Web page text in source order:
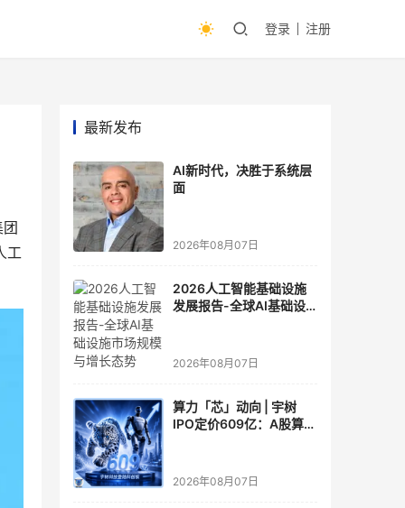
登录 注册
工
最新发布
AI新时代，决胜于系统层
面
2026年08月07日
2026人工智能基础设施
发展报告-全球AI基础设
2026年08月07日
算力「芯」动向 | 宇树
IPO定价609亿：A股算力
2026年08月07日